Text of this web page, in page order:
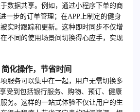
数据共享。例如，通过小程序下单的商
一步的订单管理；在APP上制定的健身
实时跟踪和更新。这种即时同步不仅增
不同的使用场景间切换得心应手，实现
化操作，节省时间
服务可以集中在一起，用户无需切换多
受到包括银行服务、购物、预订、健康
务。这样的一站式体验不仅让用户的生